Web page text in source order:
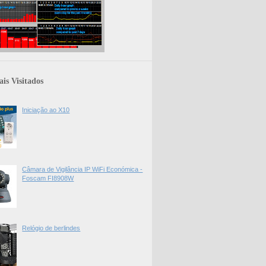
Visitados
Iniciação ao X10
Câmara de Vigilância IP WiFi Económica -
Foscam FI8908W
Relógio de berlindes